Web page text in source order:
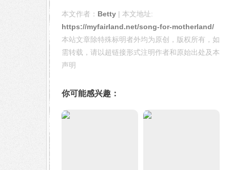
本文作者： Betty | 本文地址:
https://myfairland.net/song-for-motherland/
本站文章除特殊标明者外均为原创，版权所有，如
需转载，请以超链接形式注明作者和原始出处及本
声明
你可能感兴趣：